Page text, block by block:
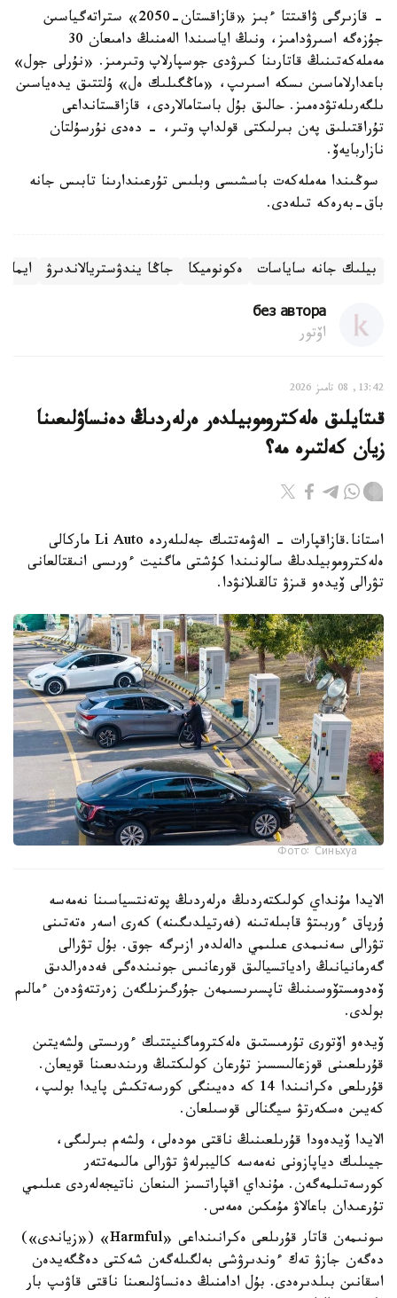
- قازىرگى ۋاقىتتا ءبىز «قازاقستان-2050» ستراتەگياسىن
جۇزەگە اسىرۋدامىز، ونىڭ اياسىندا الەمنىڭ دامىعان 30
مەملەكەتىنىڭ قاتارىنا كىرۋدى جوسپارلاپ وتىرمىز. «نۇرلى جول»
باعدارلاماسىن ىسكە اسىرىپ، «ماڭگىلىك ەل» ۇلتتىق يدەياسىن
ىلگەرىلەتۋدەمىز. حالىق بۇل باستامالاردى، قازاقستانداعى
تۇراقتىلىق پەن بىرلىكتى قولداپ وتىر، - دەدى نۇرسۇلتان
نازاربايەۆ.
سوڭىندا مەملەكەت باسشىسى وبلىس تۇرعىندارىنا تابىس جانە
باق-بەرەكە تىلەدى.
بيلىك جانە ساياسات ەكونوميكا جاڭا يندۋستريالاندىرۋ ايماق
без автора
اۆتور
13:42, 08 تامىز 2026
قىتايلىق ەلەكتروموبيلدەر ەرلەردىڭ دەنساۋلىعىنا
زيان كەلتىرە مە؟
استانا.قازاقپارات - الەۋمەتتىك جەلىلەردە Li Auto ماركالى
ەلەكتروموبيلدىڭ سالونىندا كۇشتى ماگنيت ءورىسى انىقتالعانى
تۋرالى ۆيدەو قىزۋ تالقىلانۋدا.
Фото: Синьхуа
الايدا مۇنداي كولىكتەردىڭ ەرلەردىڭ پوتەنتسياسىنا نەمەسە
ۇرپاق ءوربىتۋ قابىلەتىنە (فەرتيلدىگىنە) كەرى اسەر ەتەتىنى
تۋرالى سەنىمدى عىلىمي دالەلدەر ازىرگە جوق. بۇل تۋرالى
گەرمانيانىڭ رادياتسيالىق قورعانىس جونىندەگى فەدەرالدىق
ۆەدومستۆوسىنىڭ تاپسىرىسىمەن جۇرگىزىلگەن زەرتتەۋدەن ءمالىم
بولدى.
ۆيدەو اۆتورى تۇرمىستىق ەلەكتروماگنيتتىك ءورىستى ولشەيتىن
قۇرىلعىنى قوزعالىسسىز تۇرعان كولىكتىڭ ورىندىعىنا قويعان.
قۇرىلعى ەكرانىندا 14 كە دەيىنگى كورسەتكىش پايدا بولىپ،
كەيىن ەسكەرتۋ سيگنالى قوسىلعان.
الايدا ۆيدەودا قۇرىلعىنىڭ ناقتى مودەلى، ولشەم بىرلىگى،
جيىلىك دياپازونى نەمەسە كاليبرلەۋ تۋرالى مالىمەتتەر
كورسەتىلمەگەن. مۇنداي اقپاراتسىز الىنعان ناتيجەلەردى عىلىمي
تۇرعىدان باعالاۋ مۇمكىن ەمەس.
سونىمەن قاتار قۇرىلعى ەكرانىنداعى «Harmful» («زياندى»)
دەگەن جازۋ تەك ءوندىرۋشى بەلگىلەگەن شەكتى دەڭگەيدەن
اسقانىن بىلدىرەدى. بۇل ادامنىڭ دەنساۋلىعىنا ناقتى قاۋىپ بار